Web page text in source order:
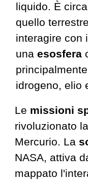
liquido. È
quello
interagire con
una esosfera
idrogeno, elio
Le missioni
rivoluzionato
Mercurio. La
NASA, attiva
mappato